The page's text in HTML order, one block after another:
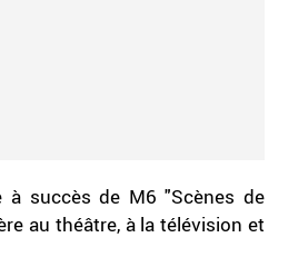
à succès de M6 "Scènes de
au théâtre, à la télévision et